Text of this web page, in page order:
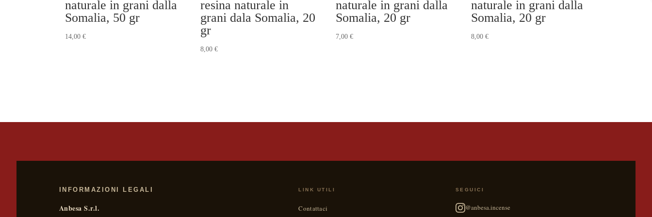
naturale in grani dalla
Somalia, 50 gr
14,00€
resina naturale in
grani dala Somalia, 20
gr
8,00€
naturale in grani dalla
Somalia, 20 gr
7,00€
naturale in grani dalla
Somalia, 20 gr
8,00€
INFORMAZIONI LEGALI
Anbesa S.r.l.
LINK UTILI
Contattaci
SEGUICI
@anbesa.incense